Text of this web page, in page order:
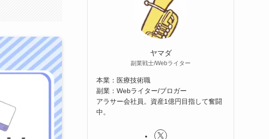
ヤマダ
副業戦士/Webライター
本業：医療技術職
副業：Webライター/ブロガー
アラサー会社員。資産1億円目指して奮闘
中。